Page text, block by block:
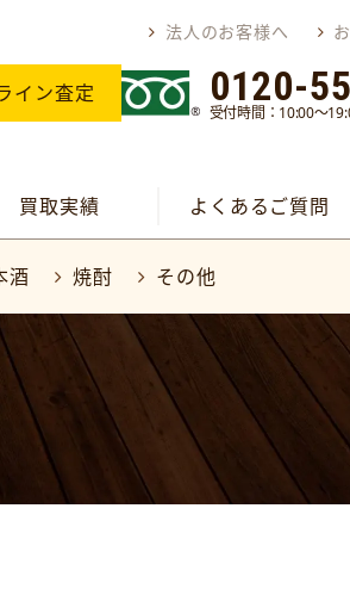
法人のお客様へ
イン査定 0120-
受付時間：10:00～
買取実績 よくあるご質問
酒 焼酎 その他